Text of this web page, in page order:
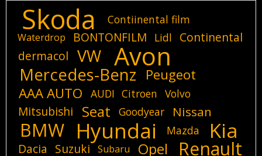
Skoda Contiinental film
Waterdrop BONTONFILM Lidl
Continental
dermacol
VW Avon
Mercedes-Benz
Peugeot
AAA AUTO
AUDI Citroen Volvo
Mitsubishi Seat Goodyear Nissan
BMW Hyundai Mazda Kia
Dacia Suzuki Subaru Opel Renault